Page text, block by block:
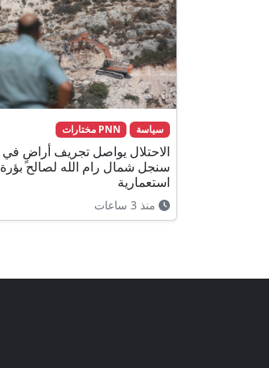
سياسة PNN مختارات
الاحتلال يواصل تجريف أراضٍ في
سنجل شمال رام الله لصالح بؤرة
استعمارية
منذ 3 ساعات